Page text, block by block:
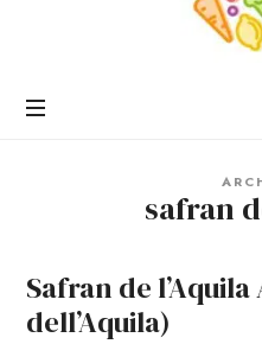
safran
Safran de
dell’Aquila)